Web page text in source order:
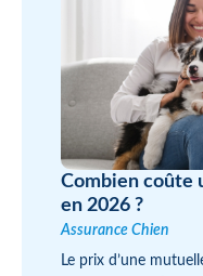
Combien coûte
en 2026 ?
Assurance Chien
Le prix d’une